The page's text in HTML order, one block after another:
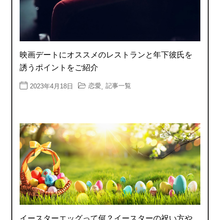
映画デートにオススメのレストランと年下彼氏を
誘うポイントをご紹介
2023年4月18日 恋愛, 記事一覧
イースターエッグって何？イースターの祝い方や